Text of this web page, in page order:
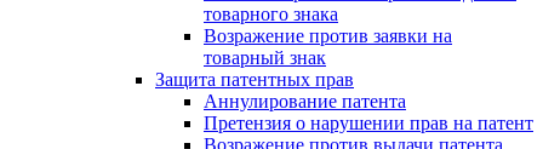
товарного знака
Возражение против заявки на
товарный знак
Защита патентных прав
Аннулирование патента
Претензия о нарушении прав на патент
Возражение против выдачи патента